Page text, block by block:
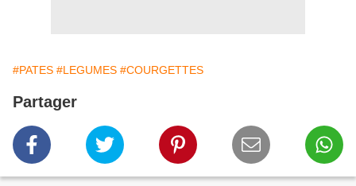
#PATES #LEGUMES #COURGETTES
Partager